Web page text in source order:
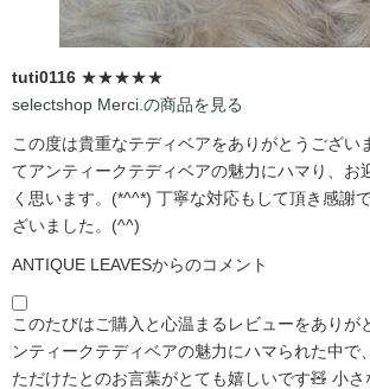
tuti0116 ★★★★★
selectshop Merci.の商品を見る
この度は貴重なテディベアをありがとうござい
てアンティークテディベアの魅力にハマり、お
く思います。(*^^*) 丁寧な対応もして頂き感謝
ざいました。(^^)
ANTIQUE LEAVESからのコメント
このたびはご購入と心温まるレビューをありが
ンティークテディベアの魅力にハマられた中で
ただけたとのお言葉がとても嬉しいです🧸 小